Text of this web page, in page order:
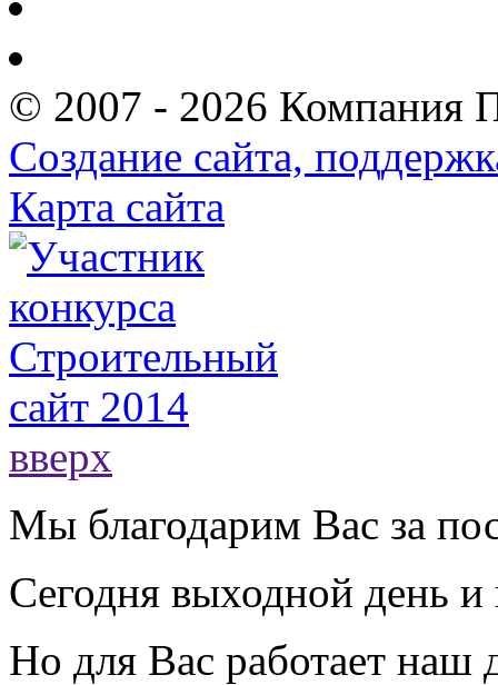
© 2007 - 2026 Компания
Создание сайта,
Карта сайта
вверх
Мы благодарим Вас за
Сегодня выходной день
Но для Вас работает